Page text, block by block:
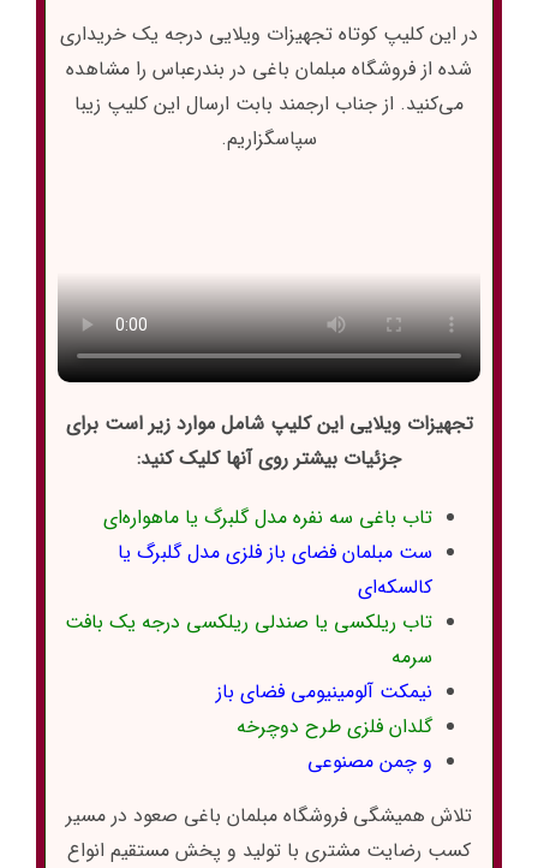
در این کلیپ کوتاه تجهیزات ویلایی درجه یک خریداری
شده از فروشگاه مبلمان باغی در بندرعباس را مشاهده
می‌کنید. از جناب ارجمند بابت ارسال این کلیپ زیبا
سپاسگزاریم.
تجهیزات ویلایی این کلیپ شامل موارد زیر است برای
جزئیات بیشتر روی آنها کلیک کنید:
تاب باغی سه نفره مدل گلبرگ یا ماهواره‌‌ای
ست مبلمان فضای باز فلزی مدل گلبرگ یا
کالسکه‌ای
تاب ریلکسی یا صندلی ریلکسی درجه یک بافت
سرمه
نیمکت آلومینیومی فضای باز
گلدان فلزی طرح دوچرخه
وچمن مصنوعی
تلاش همیشگی فروشگاه مبلمان باغی صعود در مسیر
کسب رضایت مشتری با تولید و پخش مستقیم انواع